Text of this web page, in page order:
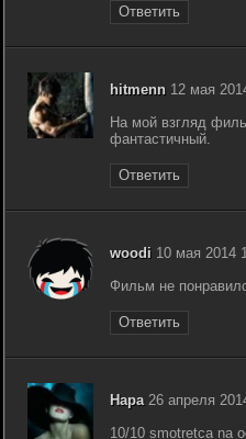
Ответить
hitmenn 12 мая
На мой взгляд
фантастичный.
Ответить
woodi 10 мая 2014
Фильм не
Ответить
Нара26 апреля
10/10 smotretca na